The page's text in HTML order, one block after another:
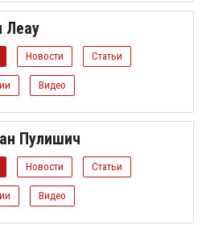
Леау
Новости Статьи
Видео
Пулишич
Новости Статьи
Видео